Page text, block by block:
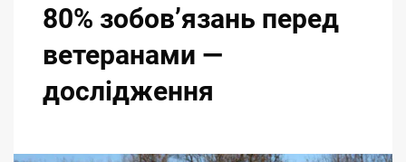
80% зобов’язань перед
ветеранами —
дослідження